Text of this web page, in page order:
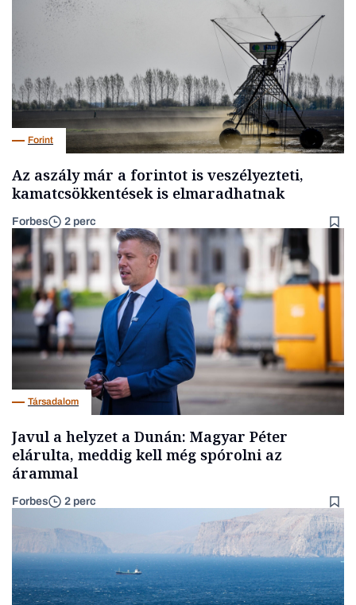
Forint
Az aszály már a forintot is veszélyezteti,
kamatcsökkentések is elmaradhatnak
Forbes 2 perc
Társadalom
Javul a helyzet a Dunán: Magyar Péter
elárulta, meddig kell még spórolni az
árammal
Forbes 2 perc